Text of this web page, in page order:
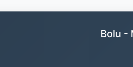
Bolu -